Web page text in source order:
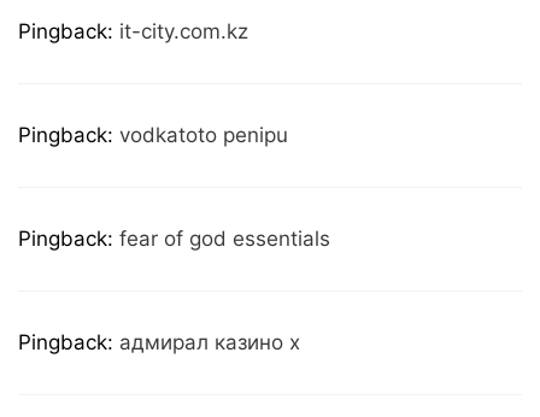
Pingback: it-city.com.kz
Pingback: vodkatoto penipu
Pingback: fear of god essentials
Pingback: адмирал казино х